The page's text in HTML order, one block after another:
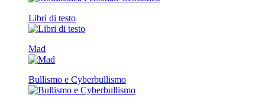
Libri di testo
Mad
Bullismo e Cyberbullismo